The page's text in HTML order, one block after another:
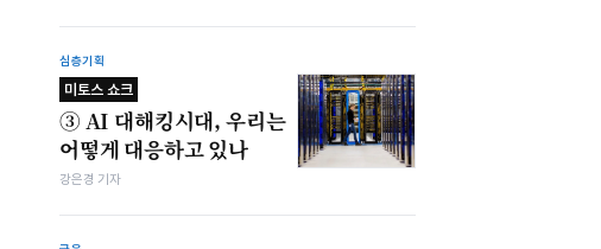
심층기획
미토스 쇼크
③ AI 대해킹시대, 우리는
어떻게 대응하고 있나
강은경 기자